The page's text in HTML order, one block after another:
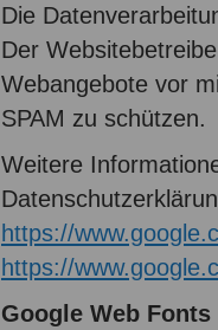
Die
Der
Webangebote vor
SPAM zu schützen.
Weitere
https://
https://
Google Web Fonts